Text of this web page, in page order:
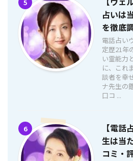
5
占いは
を徹底
電話占い
定歴21年
い霊能力
に、これ
談者を幸
ナ先生の
口コ ...
6
【電話
生は当
コミ・